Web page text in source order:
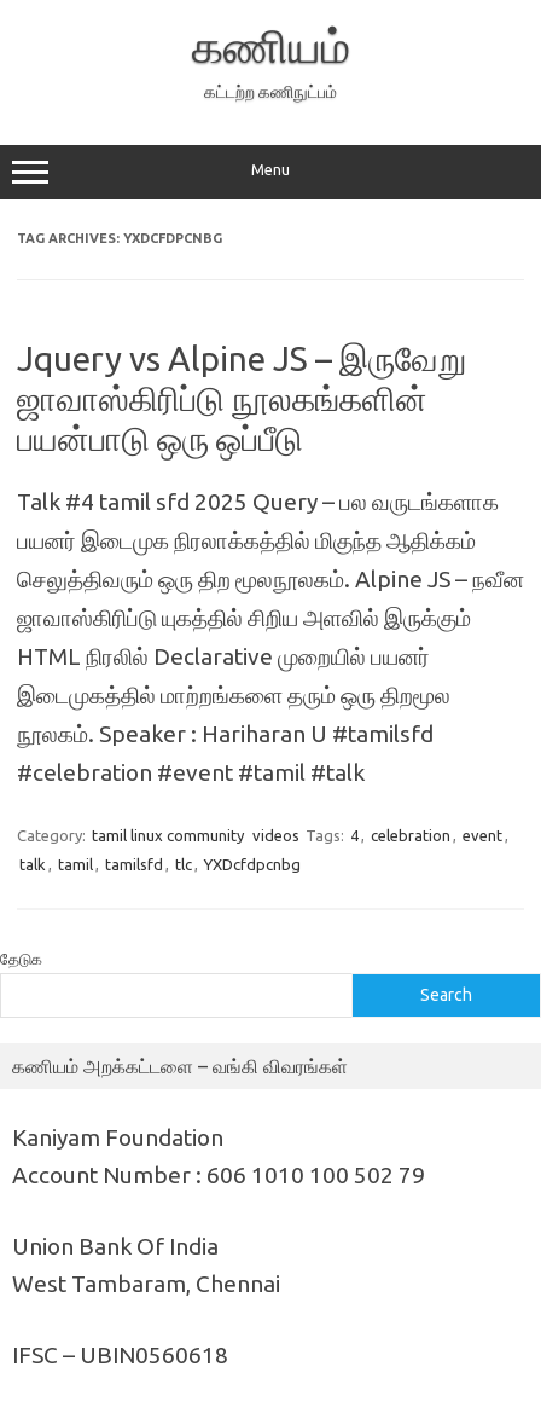
கணியம்
கட்டற்ற கணிநுட்பம்
Menu
TAG ARCHIVES: YXDCFDPCNBG
Jquery vs Alpine JS – இருவேறு
ஜாவாஸ்கிரிப்டு நூலகங்களின்
பயன்பாடு ஒரு ஒப்பீடு
Talk #4 tamil sfd 2025 Query – பல வருடங்களாக
பயனர் இடைமுக நிரலாக்கத்தில் மிகுந்த ஆதிக்கம்
செலுத்திவரும் ஒரு திற மூலநூலகம். Alpine JS – நவீன
ஜாவாஸ்கிரிப்டு யுகத்தில் சிறிய அளவில் இருக்கும்
HTML நிரலில் Declarative முறையில் பயனர்
இடைமுகத்தில் மாற்றங்களை தரும் ஒரு திறமூல
நூலகம். Speaker : Hariharan U #tamilsfd
#celebration #event #tamil #talk
Category: tamil linux community videos Tags: 4, celebration , event,
talk , tamil, tamilsfd , tlc, YXDcfdpcnbg
தேடுக
Search
கணியம் அறக்கட்டளை – வங்கி விவரங்கள்
Kaniyam Foundation
Account Number : 606 1010 100 502 79
Union Bank Of India
West Tambaram, Chennai
IFSC – UBIN0560618